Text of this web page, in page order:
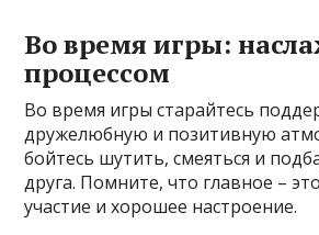
Во время игры:
процессом
Во время игры старайтесь
дружелюбную и позитивную
бойтесь шутить, смеяться и
друга. Помните, что главное –
участие и хорошее настроение.